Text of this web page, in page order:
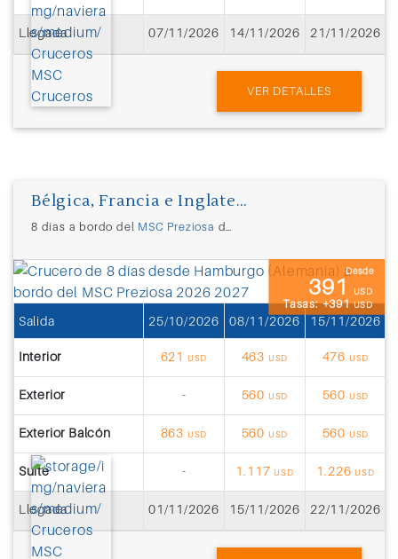
Llegada 07/11/2026 14/11/2026 21/11/2026
VER DETALLES
Bélgica, Francia e Inglaterra
8 días a bordo del MSC Preziosa desde
Desde
391 USD
Tasas: +391USD
Salida 25/10/2026 08/11/2026 15/11/2026
Interior 621 USD 463 USD 476 USD
Exterior - 560 USD 560 USD
Exterior Balcón 863 USD 560 USD 560 USD
Suite - 1.117 USD 1.226 USD
Llegada 01/11/2026 15/11/2026 22/11/2026